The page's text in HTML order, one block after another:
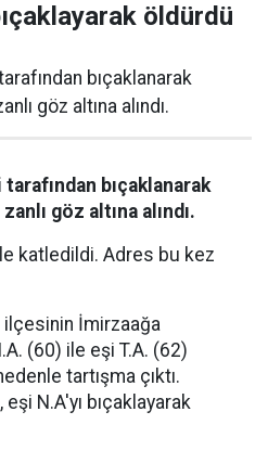
öldürdü
bıçaklanarak
göz altına alındı.
bıçaklanarak
göz altına alındı.
katledildi. Adres bu kez
ilçesinin İmirzaağa
(60) ile eşi T.A. (62)
tartışma çıktı.
eşi N.A'yı bıçaklayarak